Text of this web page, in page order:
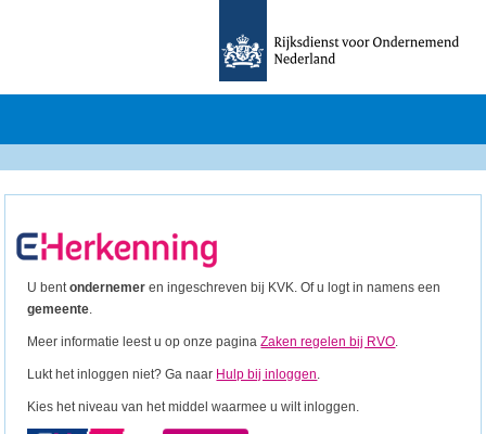
U bentondernemer en ingeschreven bij KVK. Of u logt in namens een
gemeente.
Meer informatie leest u op onze paginaZaken regelen bij RVO.
Lukt het inloggen niet? Ga naar Hulp bij inloggen.
Kies het niveau van het middel waarmee u wilt inloggen.